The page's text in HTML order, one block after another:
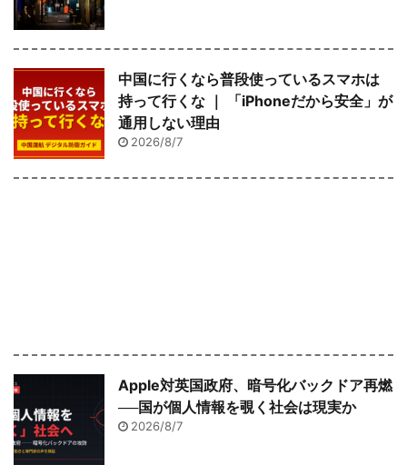
中国に行くなら普段使っているスマホは
持って行くな ｜ 「iPhoneだから安全」が
通用しない理由
2026/8/7
Apple対英国政府、暗号化バックドア再燃
──国が個人情報を覗く社会は現実か
2026/8/7